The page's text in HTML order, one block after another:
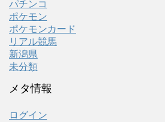
パチンコ
ポケモン
ポケモンカード
リアル競馬
新潟県
未分類
メタ情報
ログイン